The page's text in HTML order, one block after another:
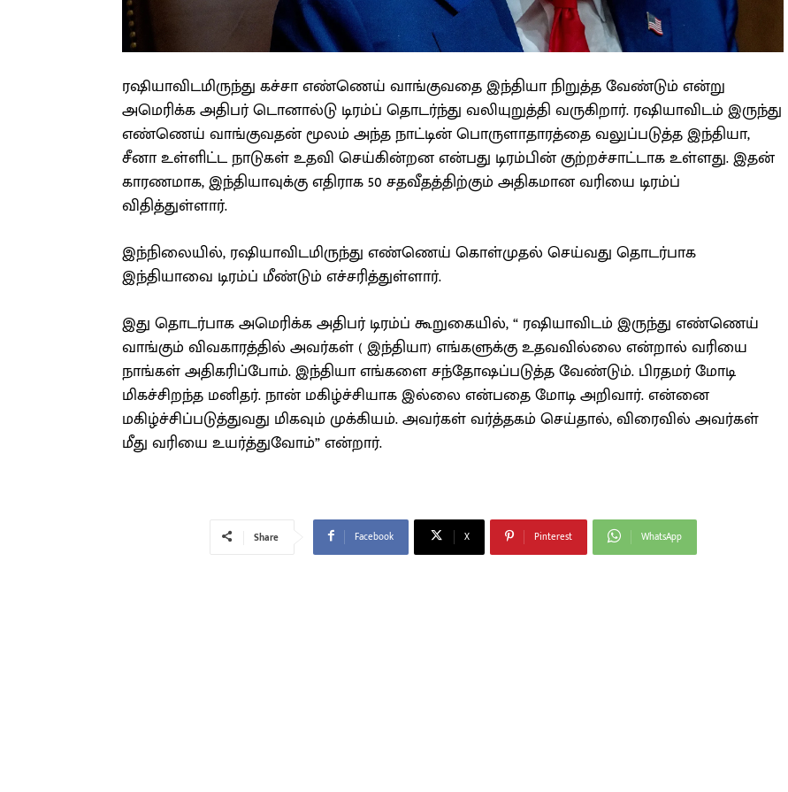
ரஷியாவிடமிருந்து கச்சா எண்ணெய் வாங்குவதை இந்தியா நிறுத்த வேண்டும் என்று
அமெரிக்க அதிபர் டொனால்டு டிரம்ப் தொடர்ந்து வலியுறுத்தி வருகிறார். ரஷியாவிடம் இருந்து
எண்ணெய் வாங்குவதன் மூலம் அந்த நாட்டின் பொருளாதாரத்தை வலுப்படுத்த இந்தியா,
சீனா உள்ளிட்ட நாடுகள் உதவி செய்கின்றன என்பது டிரம்பின் குற்றச்சாட்டாக உள்ளது. இதன்
காரணமாக, இந்தியாவுக்கு எதிராக 50 சதவீதத்திற்கும் அதிகமான வரியை டிரம்ப்
விதித்துள்ளார்.
இந்நிலையில், ரஷியாவிடமிருந்து எண்ணெய் கொள்முதல் செய்வது தொடர்பாக
இந்தியாவை டிரம்ப் மீண்டும் எச்சரித்துள்ளார்.
இது தொடர்பாக அமெரிக்க அதிபர் டிரம்ப் கூறுகையில், “ ரஷியாவிடம் இருந்து எண்ணெய்
வாங்கும் விவகாரத்தில் அவர்கள் ( இந்தியா) எங்களுக்கு உதவவில்லை என்றால் வரியை
நாங்கள் அதிகரிப்போம். இந்தியா எங்களை சந்தோஷப்படுத்த வேண்டும். பிரதமர் மோடி
மிகச்சிறந்த மனிதர். நான் மகிழ்ச்சியாக இல்லை என்பதை மோடி அறிவார். என்னை
மகிழ்ச்சிப்படுத்துவது மிகவும் முக்கியம். அவர்கள் வர்த்தகம் செய்தால், விரைவில் அவர்கள்
மீது வரியை உயர்த்துவோம்” என்றார்.
Share Facebook X Pinterest WhatsApp